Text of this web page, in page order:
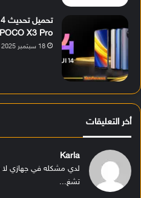
POCO X3 Pro مع شرح التثبيت
18 سبتمبر 2025
أخر التعليقات
Karla
لدي مشكله في جهازي لا
تشغ...